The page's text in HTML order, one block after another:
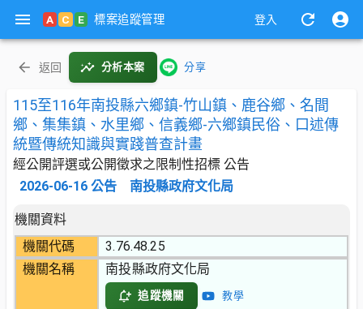
A C E 標案追蹤管理 登入
返回 分析本案 分享
115至116年南投縣六鄉鎮-竹山鎮、鹿谷鄉、名間
鄉、集集鎮、水里鄉、信義鄉-六鄉鎮民俗、口述傳
統暨傳統知識與實踐普查計畫
經公開評選或公開徵求之限制性招標 公告
2026-06-16 公告 南投縣政府文化局
機關資料
機關代碼
3.76.48.25
機關名稱
南投縣政府文化局
追蹤機關 教學